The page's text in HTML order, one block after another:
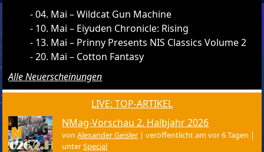
04. Mai – Wildcat Gun Machine
10. Mai – Eiyuden Chronicle: Rising
13. Mai – Prinny Presents NIS Classics Volume 2
20. Mai – Cotton Fantasy
Alle Neuerscheinungen
LIVE: TOP-ARTIKEL
NMag-Vorschau 2. Halbjahr 2026
vonAlexander Geisler |veröffentlicht am vor 6 Tagen |
unterSpecial